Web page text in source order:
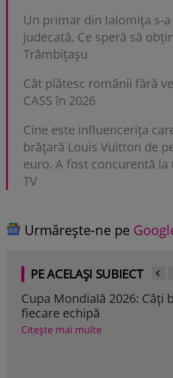
Un primar din Ialomița s-
judecată. Ce speră să
Trâmbițașu
Cât plătesc românii fără
CASS în 2026
Cine este influencerița
brățară Louis Vuitton de
euro. A fost concurentă la
TV
Urmărește-ne pe
PE ACELAȘI SUBIECT
Cupa Mondială 2026: Câți
fiecare echipă
Citește mai multe